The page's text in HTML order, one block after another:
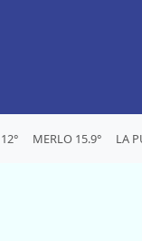
MERLO 15.9° LA